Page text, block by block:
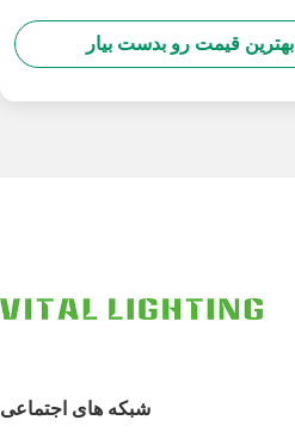
بهترین قیمت رو بدست بیار
شبکه های اجتماعی